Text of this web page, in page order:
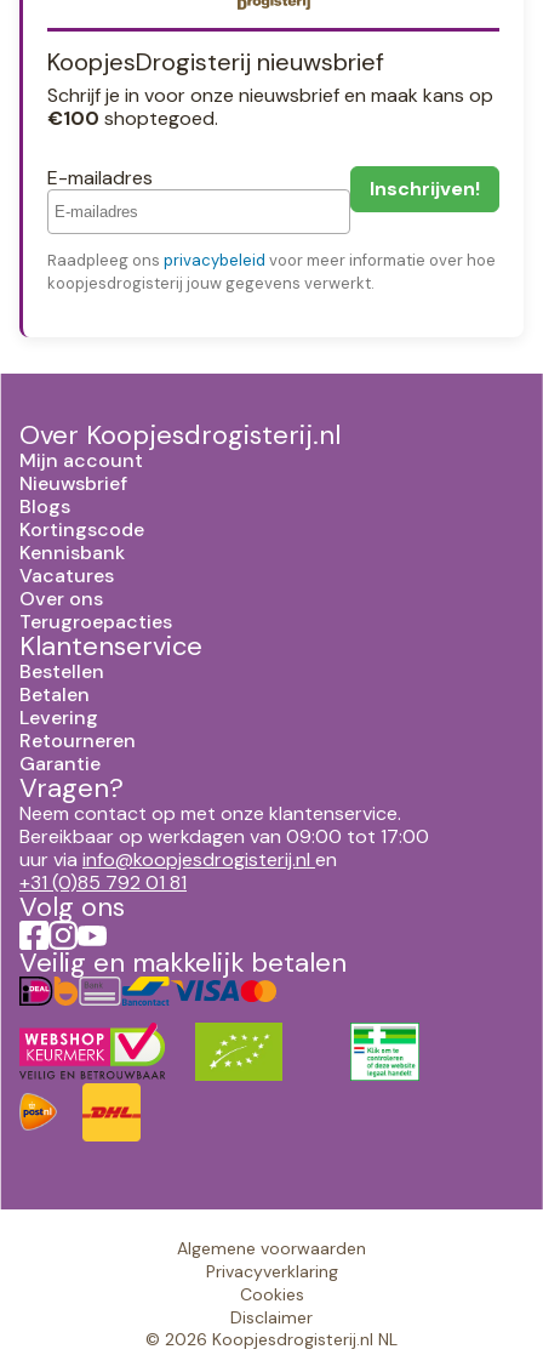
KoopjesDrogisterij nieuwsbrief
Schrijf je in voor onze nieuwsbrief en maak kans op
€100 shoptegoed.
E-mailadres
Raadpleeg ons privacybeleid voor meer informatie over hoe
koopjesdrogisterij jouw gegevens verwerkt.
Over Koopjesdrogisterij.nl
Mijn account
Nieuwsbrief
Blogs
Kortingscode
Kennisbank
Vacatures
Over ons
Terugroepacties
Klantenservice
Bestellen
Betalen
Levering
Retourneren
Garantie
Vragen?
Neem contact op met onze klantenservice.
Bereikbaar op werkdagen van 09:00 tot 17:00
uur via info@koopjesdrogisterij.nl en
+31 (0)85 792 01 81
Volg ons
Veilig en makkelijk betalen
© 2026 Koopjesdrogisterij.nl NL
Algemene voorwaarden
Privacyverklaring
Cookies
Disclaimer